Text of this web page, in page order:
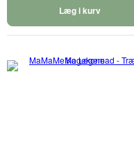
Læg i kurv